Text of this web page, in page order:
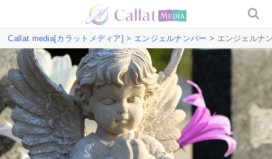
Callat media[カラットメディア] > エンジェルナンバー > エンジェルナ